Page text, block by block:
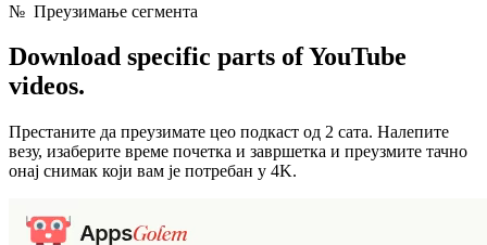
№ Преузимање сегмента
Download specific parts of YouTube
videos.
Престаните да преузимате цео подкаст од 2 сата. Налепите
везу, изаберите време почетка и завршетка и преузмите тачно
онај снимак који вам је потребан у 4K.